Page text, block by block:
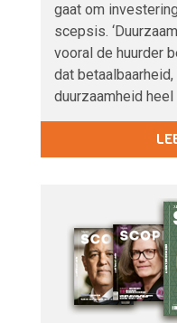
gaat om
scepsis.
vooral de huurder
dat
duurzaamheid heel